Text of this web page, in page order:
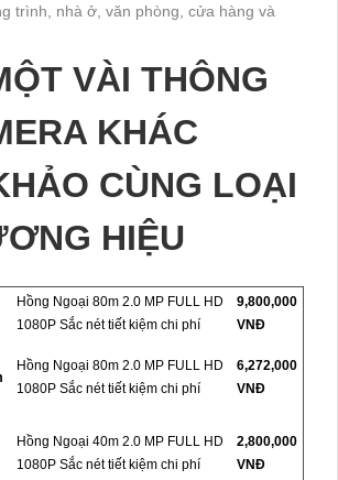
trình, nhà ở, văn phòng, cửa hàng và
VÀI THÔNG
KHÁC
CÙNG LOẠI
HIỆU
Hồng Ngoại 80m 2.0 MP FULL HD
1080P Sắc nét tiết kiệm chi phí
9,800,000
VNĐ
Hồng Ngoại 80m 2.0 MP FULL HD
1080P Sắc nét tiết kiệm chi phí
6,272,000
VNĐ
Hồng Ngoại 40m 2.0 MP FULL HD
1080P Sắc nét tiết kiệm chi phí
2,800,000
VNĐ